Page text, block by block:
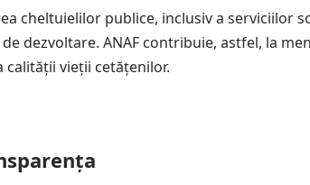
cheltuielilor publice, inclusiv a serviciilor
dezvoltare. ANAF contribuie, astfel, la
vieții cetățenilor.